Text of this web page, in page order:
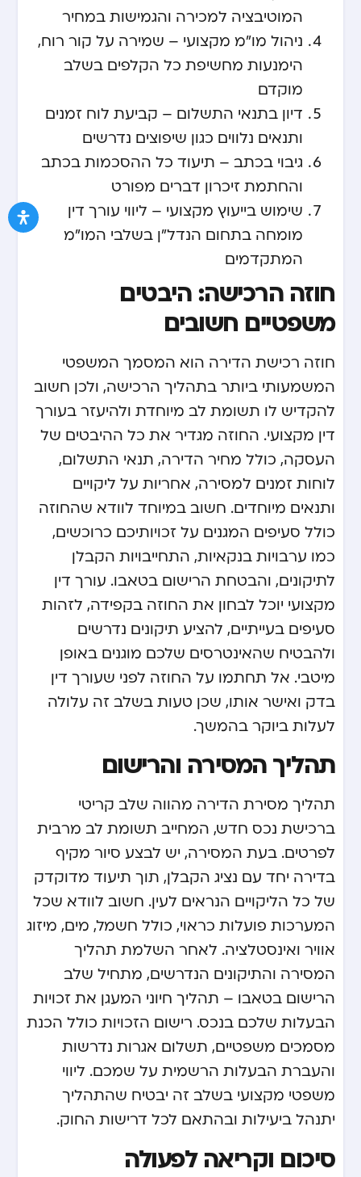
המוטיבציה למכירה והגמישות במחיר
ניהול מו"מ מקצועי – שמירה על קור רוח,
הימנעות מחשיפת כל הקלפים בשלב
מוקדם
דיון בתנאי התשלום – קביעת לוח זמנים
ותנאים נלווים כגון שיפוצים נדרשים
גיבוי בכתב – תיעוד כל ההסכמות בכתב
והחתמת זיכרון דברים מפורט
שימוש בייעוץ מקצועי – ליווי עורך דין
מומחה בתחום הנדל"ן בשלבי המו"מ
המתקדמים
חוזה הרכישה: היבטים
משפטיים חשובים
חוזה רכישת הדירה הוא המסמך המשפטי
המשמעותי ביותר בתהליך הרכישה, ולכן חשוב
להקדיש לו תשומת לב מיוחדת ולהיעזר בעורך
דין מקצועי. החוזה מגדיר את כל ההיבטים של
העסקה, כולל מחיר הדירה, תנאי התשלום,
לוחות זמנים למסירה, אחריות על ליקויים
ותנאים מיוחדים. חשוב במיוחד לוודא שהחוזה
כולל סעיפים המגנים על זכויותיכם כרוכשים,
כמו ערבויות בנקאיות, התחייבויות הקבלן
לתיקונים, והבטחת הרישום בטאבו. עורך דין
מקצועי יוכל לבחון את החוזה בקפידה, לזהות
סעיפים בעייתיים, להציע תיקונים נדרשים
ולהבטיח שהאינטרסים שלכם מוגנים באופן
מיטבי. אל תחתמו על החוזה לפני שעורך דין
בדק ואישר אותו, שכן טעות בשלב זה עלולה
לעלות ביוקר בהמשך.
תהליך המסירה והרישום
תהליך מסירת הדירה מהווה שלב קריטי
ברכישת נכס חדש, המחייב תשומת לב מרבית
לפרטים. בעת המסירה, יש לבצע סיור מקיף
בדירה יחד עם נציג הקבלן, תוך תיעוד מדוקדק
של כל הליקויים הנראים לעין. חשוב לוודא שכל
המערכות פועלות כראוי, כולל חשמל, מים, מיזוג
אוויר ואינסטלציה. לאחר השלמת תהליך
המסירה והתיקונים הנדרשים, מתחיל שלב
הרישום בטאבו – תהליך חיוני המעגן את זכויות
הבעלות שלכם בנכס. רישום הזכויות כולל הכנת
מסמכים משפטיים, תשלום אגרות נדרשות
והעברת הבעלות הרשמית על שמכם. ליווי
משפטי מקצועי בשלב זה יבטיח שהתהליך
יתנהל ביעילות ובהתאם לכל דרישות החוק.
סיכום וקריאה לפעולה